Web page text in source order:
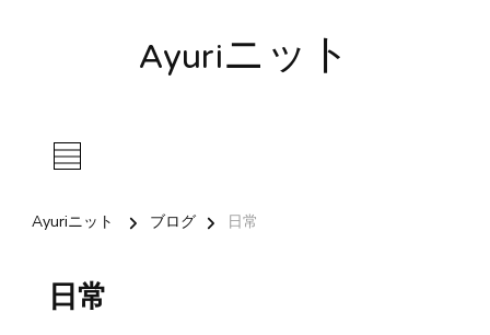
Ayuriニット
Ayuriニット ブログ 日常
日常